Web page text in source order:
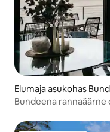
Elumaja asukohas
Bundeena rannaäärne